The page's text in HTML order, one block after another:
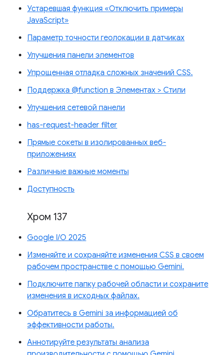
Устаревшая функция «Отключить примеры
JavaScript»
Параметр точности геолокации в датчиках
Улучшения панели элементов
Упрощенная отладка сложных значений CSS.
Поддержка @function в Элементах > Стили
Улучшения сетевой панели
has-request-header filter
Прямые сокеты в изолированных веб-
приложениях
Различные важные моменты
Доступность
Хром 137
Google I/O 2025
Изменяйте и сохраняйте изменения CSS в своем
рабочем пространстве с помощью Gemini.
Подключите папку рабочей области и сохраните
изменения в исходных файлах.
Обратитесь в Gemini за информацией об
эффективности работы.
Аннотируйте результаты анализа